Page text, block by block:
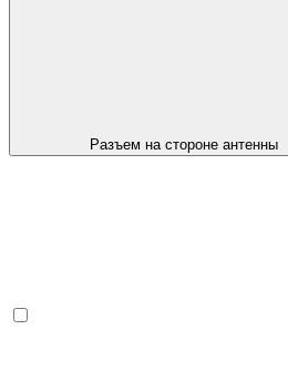
Разъем на стороне антенны